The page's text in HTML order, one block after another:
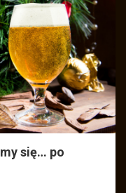
się… po